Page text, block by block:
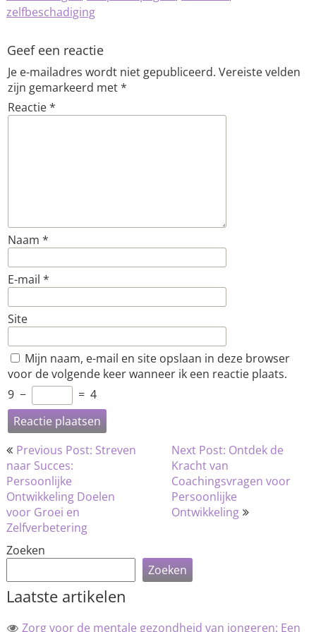
zelfbeschadiging
Geef een reactie
Je e-mailadres wordt niet gepubliceerd. Vereiste velden
zijn gemarkeerd met*
Reactie*
Naam *
E-mail *
Site
Mijn naam, e-mail en site opslaan in deze browser
voor de volgende keer wanneer ik een reactie plaats.
9 − = 4
Bericht
navigatie
Previous Post: Streven
naar Succes:
Persoonlijke
Ontwikkeling Doelen
voor Groei en
Zelfverbetering
Next Post: Ontdek de
Kracht van
Coachingsvragen voor
Persoonlijke
Ontwikkeling
Zoeken
Zoeken
Laatste artikelen
Zorg voor de mentale gezondheid van jongeren: Een